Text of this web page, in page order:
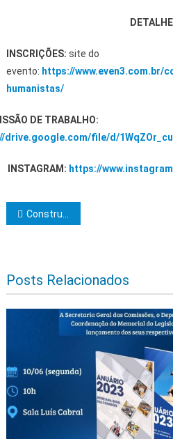
INSCRIÇÕES: site do
evento: https://www.even3.com.br/
humanistas/
DE TRABALHO:
file/d/
INSTAGRAM: https://
Navegação de
Construtores do Templo realiza sessão magna de iniciação de aprendiz registrado
Posts Relacionados